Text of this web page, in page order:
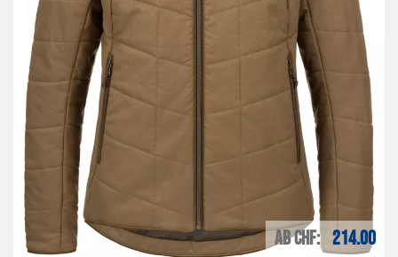
AB CHF 214.00